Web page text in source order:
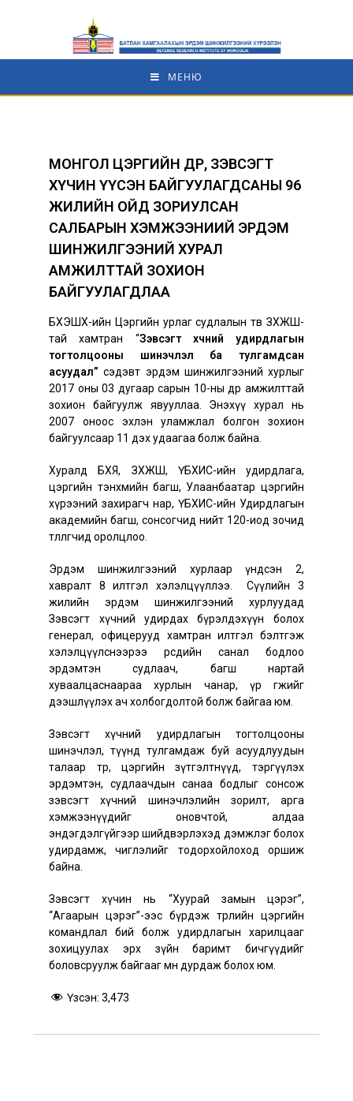
МЕНЮ
МОНГОЛ ЦЭРГИЙН ӨДӨР, ЗЭВСЭГТ
ХҮЧИН ҮҮСЭН БАЙГУУЛАГДСАНЫ 96
ЖИЛИЙН ОЙД ЗОРИУЛСАН
САЛБАРЫН ХЭМЖЭЭНИИЙ ЭРДЭМ
ШИНЖИЛГЭЭНИЙ ХУРАЛ
АМЖИЛТТАЙ ЗОХИОН
БАЙГУУЛАГДЛАА
БХЭШХ-ийн Цэргийн урлаг судлалын төв ЗХЖШ-
тай хамтран “Зэвсэгт хүчний удирдлагын
тогтолцооны шинэчлэл ба тулгамдсан
асуудал” сэдэвт эрдэм шинжилгээний хурлыг
2017 оны 03 дугаар сарын 10-ны өдөр амжилттай
зохион байгуулж явууллаа. Энэхүү хурал нь
2007 оноос эхлэн уламжлал болгон зохион
байгуулсаар 11 дэх удаагаа болж байна.
Хуралд БХЯ, ЗХЖШ, ҮБХИС-ийн удирдлага,
цэргийн тэнхмийн багш, Улаанбаатар цэргийн
хүрээний захирагч нар, ҮБХИС-ийн Удирдлагын
академийн багш, сонсогчид нийт 120-иод зочид
төлөөлөгчид оролцлоо.
Эрдэм шинжилгээний хурлаар үндсэн 2,
хавралт 8 илтгэл хэлэлцүүллээ. Сүүлийн 3
жилийн эрдэм шинжилгээний хурлуудад
Зэвсэгт хүчний удирдах бүрэлдэхүүн болох
генерал, офицерууд хамтран илтгэл бэлтгэж
хэлэлцүүлснээрээ өөрсдийн санал бодлоо
эрдэмтэн судлаач, багш нартай
хуваалцаснаараа хурлын чанар, үр өгөөжийг
дээшлүүлэх ач холбогдолтой болж байгаа юм.
Зэвсэгт хүчний удирдлагын тогтолцооны
шинэчлэл, түүнд тулгамдаж буй асуудлуудын
талаар төр, цэргийн зүтгэлтнүүд, тэргүүлэх
эрдэмтэн, судлаачдын санаа бодлыг сонсож
зэвсэгт хүчний шинэчлэлийн зорилт, арга
хэмжээнүүдийг оновчтой, алдаа
эндэгдэлгүйгээр шийдвэрлэхэд дэмжлэг болох
удирдамж, чиглэлийг тодорхойлоход оршиж
байна.
Зэвсэгт хүчин нь “Хуурай замын цэрэг”,
“Агаарын цэрэг”-ээс бүрдэж төрлийн цэргийн
командлал бий болж удирдлагын харилцааг
зохицуулах эрх зүйн баримт бичгүүдийг
боловсруулж байгааг мөн дурдаж болох юм.
Үзсэн: 3,473